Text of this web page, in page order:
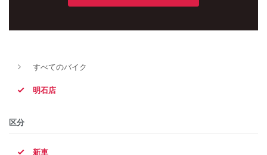
すべてのバイク
明石店
区分
新車
メーカー